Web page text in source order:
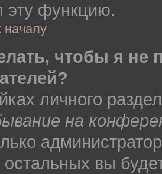
эту функцию.
началу
чтобы я не
личного
на
вы